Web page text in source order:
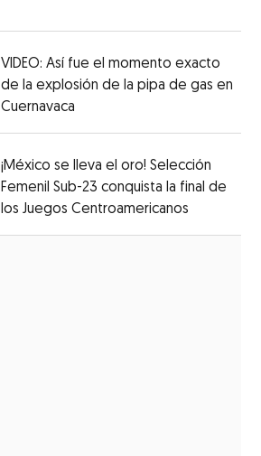
VIDEO: Así fue el momento exacto
de la explosión de la pipa de gas en
Cuernavaca
¡México se lleva el oro! Selección
Femenil Sub-23 conquista la final de
los Juegos Centroamericanos